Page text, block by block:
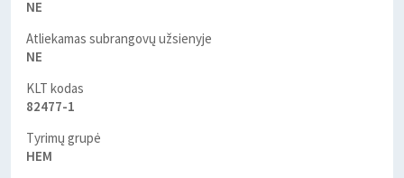
NE
Atliekamas subrangovų užsienyje
NE
KLT kodas
82477-1
Tyrimų grupė
HEM